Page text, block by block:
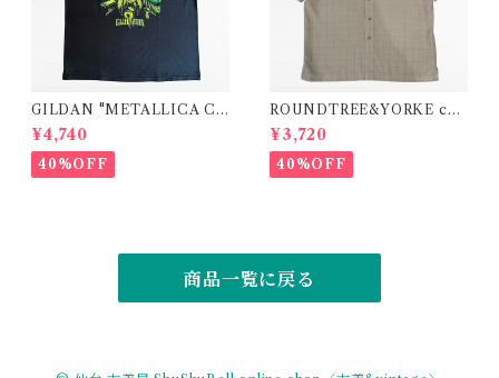
GILDAN "METALLICA CL
UB" band logo print t-shirt
¥4,740
40%OFF
ROUNDTREE&YORKE che
ck design modal polyester
shirt
¥3,720
40%OFF
商品一覧に戻る